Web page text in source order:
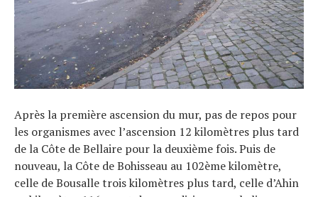
Après la première ascension du mur, pas de repos pour
les organismes avec l’ascension 12 kilomètres plus tard
de la Côte de Bellaire pour la deuxième fois. Puis de
nouveau, la Côte de Bohisseau au 102ème kilomètre,
celle de Bousalle trois kilomètres plus tard, celle d’Ahin